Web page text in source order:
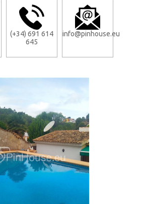
(+34) 691 614
645
info@pinhouse.eu